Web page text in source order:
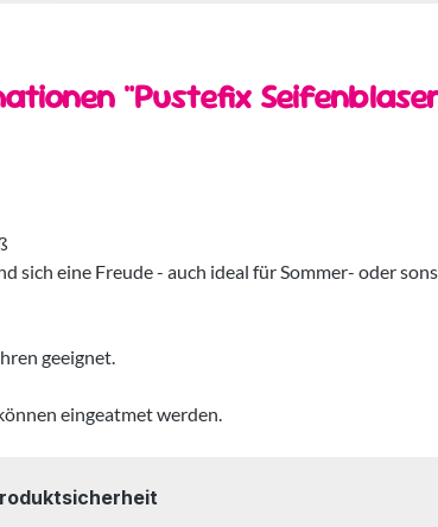
"Pustefix
sich eine Freude - auch ideal für Sommer- oder
geeignet.
eingeatmet werden.